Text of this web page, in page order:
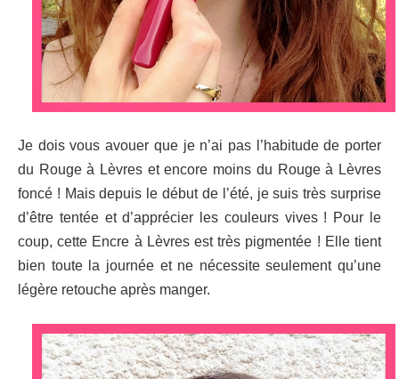
Je dois vous avouer que je n’ai pas l’habitude de porter
du Rouge à Lèvres et encore moins du Rouge à Lèvres
foncé ! Mais depuis le début de l’été, je suis très surprise
d’être tentée et d’apprécier les couleurs vives ! Pour le
coup, cette Encre à Lèvres est très pigmentée ! Elle tient
bien toute la journée et ne nécessite seulement qu’une
légère retouche après manger.